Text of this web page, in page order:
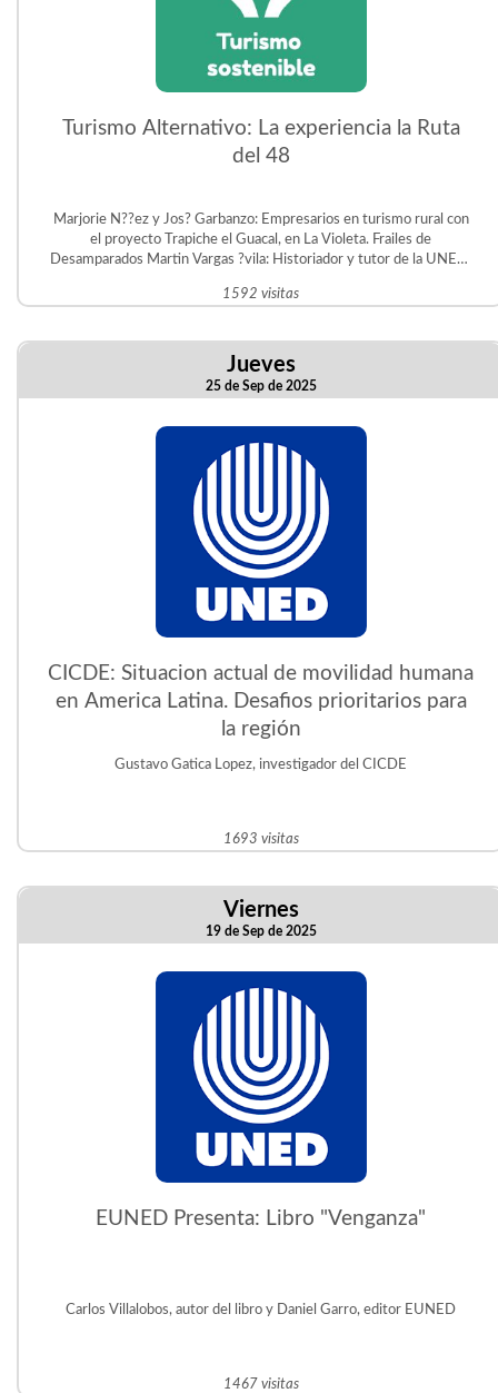
Turismo Alternativo: La experiencia la Ruta
del 48
Marjorie N??ez y Jos? Garbanzo: Empresarios en turismo rural con
el proyecto Trapiche el Guacal, en La Violeta. Frailes de
Desamparados Martin Vargas ?vila: Historiador y tutor de la UNED.
1592 visitas
Jueves
25 de Sep de 2025
CICDE: Situacion actual de movilidad humana
en America Latina. Desafios prioritarios para
la región
Gustavo Gatica Lopez, investigador del CICDE
1693 visitas
Viernes
19 de Sep de 2025
EUNED Presenta: Libro "Venganza"
Carlos Villalobos, autor del libro y Daniel Garro, editor EUNED
1467 visitas